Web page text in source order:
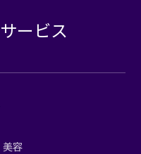
ービス
美容